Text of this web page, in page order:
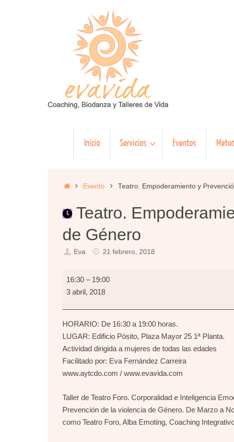
Inicio Servicios Eventos
InicioEvento Teatro. Empoderamiento y
Teatro.
de Género
Eva 21 febrero, 2018
Teatro.
Empoderamiento
Prevención
de
Violencia
de
Género
16:30 – 19:00
3 abril, 2018
HORARIO: De 16:30 a 19:00 horas.
LUGAR: Edificio Pósito, Plaza Mayor 25 1ª Planta.
Actividad dirigida a mujeres de todas las edades
Facilitado por: Eva Fernández Carreira
www.aytcdo.com / www.evavida.com
Taller de Teatro Foro. Corporalidad e Inteligencia
Prevención de la violencia de Género. De Marzo a
como Teatro Foro, Alba Emoting, Coaching